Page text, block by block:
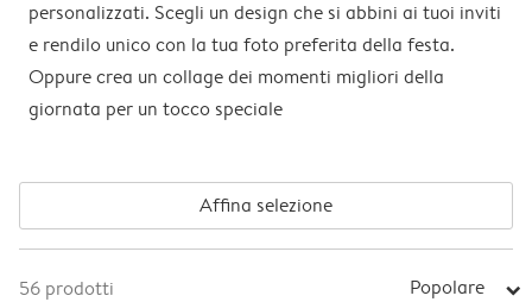
personalizzati. Scegli un design che si abbini ai tuoi inviti
e rendilo unico con la tua foto preferita della festa.
Oppure crea un collage dei momenti migliori della
giornata per un tocco speciale
Affina selezione
56 prodotti Popolare arrow_right